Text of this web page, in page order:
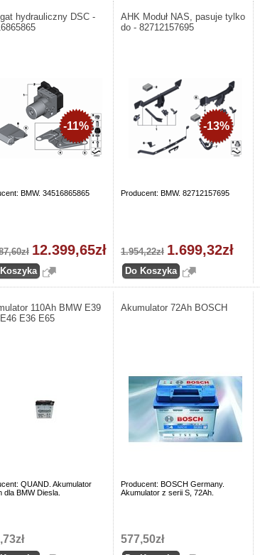
hydrauliczny DSC -
BMW. 34516865865
-11%
12.399,65zł
AHK Moduł NAS, pasuje tylko
do - 82712157695
Producent: BMW. 82712157695
-13%
1.954,22zł 1.699,32zł
110Ah BMW E39
E36 E65
QUAND. Akumulator
dla BMW Diesla.
Akumulator 72Ah BOSCH
Producent: BOSCH Germany.
Akumulator z serii S, 72Ah.
577,50zł